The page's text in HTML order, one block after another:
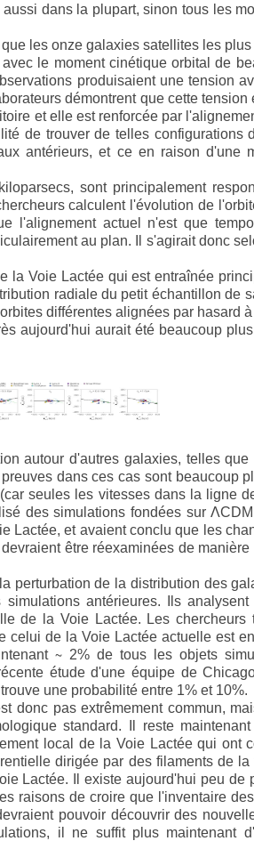
dans la plupart, sinon tous les
les onze galaxies satellites les
le moment cinétique orbital de
produisaient une tension
démontrent que cette
et elle est renforcée par
de trouver de telles configurations
antérieurs, et ce en raison d'une
sont principalement
calculent l'évolution de
l'alignement actuel n'est que
au plan. Il s'agirait donc
la Voie Lactée qui est entraînée
radiale du petit échantillon de
différentes alignées par hasard
aujourd'hui aurait été beaucoup
autour d'autres galaxies, telles
dans ces cas sont beaucoup
seules les vitesses dans la ligne
des simulations fondées sur
Lactée, et avaient conclu que les
être réexaminées de
perturbation de la distribution des
antérieures. Ils
de la Voie Lactée. Les
de la Voie Lactée actuelle est
∼ 2% de tous les objets
étude d'une équipe de
une probabilité entre 1% et 10%.
donc pas extrêmement commun,
standard. Il reste
local de la Voie Lactée qui ont
dirigée par des filaments de
Lactée. Il existe aujourd'hui peu de
raisons de croire que l'inventaire
pouvoir découvrir des
il ne suffit plus maintenant